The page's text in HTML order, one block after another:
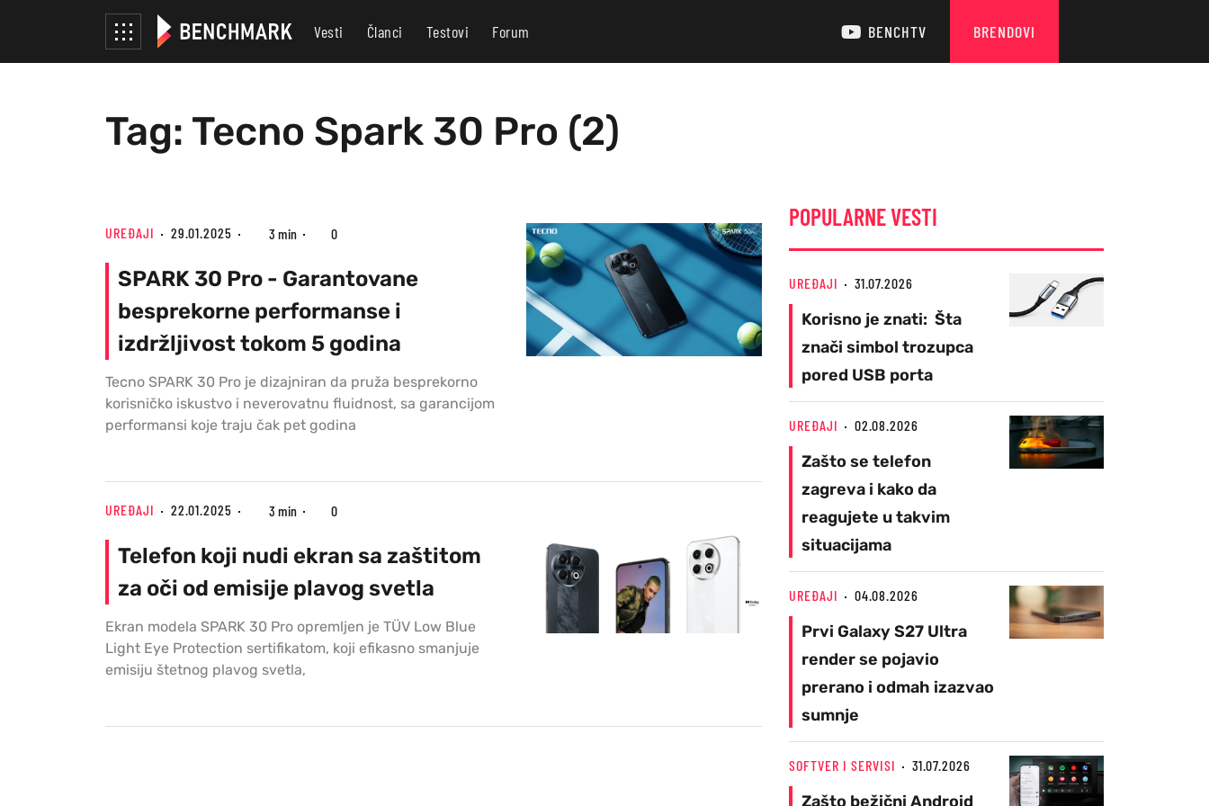
Vesti Članci Testovi Forum BENCHTV BRENDOVI
Tag: Tecno Spark 30 Pro (2)
UREĐAJI 29.01.2025 3 min 0
SPARK 30 Pro - Garantovane
besprekorne performanse i
izdržljivost tokom 5 godina
Tecno SPARK 30 Pro je dizajniran da pruža besprekorno
korisničko iskustvo i neverovatnu fluidnost, sa garancijom
performansi koje traju čak pet godina
UREĐAJI 22.01.2025 3 min 0
Telefon koji nudi ekran sa zaštitom
za oči od emisije plavog svetla
Ekran modela SPARK 30 Pro opremljen je TÜV Low Blue
Light Eye Protection sertifikatom, koji efikasno smanjuje
emisiju štetnog plavog svetla,
POPULARNE VESTI
UREĐAJI 31.07.2026
Korisno je znati: Šta
znači simbol trozupca
pored USB porta
UREĐAJI 02.08.2026
Zašto se telefon
zagreva i kako da
reagujete u takvim
situacijama
UREĐAJI 04.08.2026
Prvi Galaxy S27 Ultra
render se pojavio
prerano i odmah izazvao
sumnje
SOFTVER I SERVISI 31.07.2026
Zašto bežični Android